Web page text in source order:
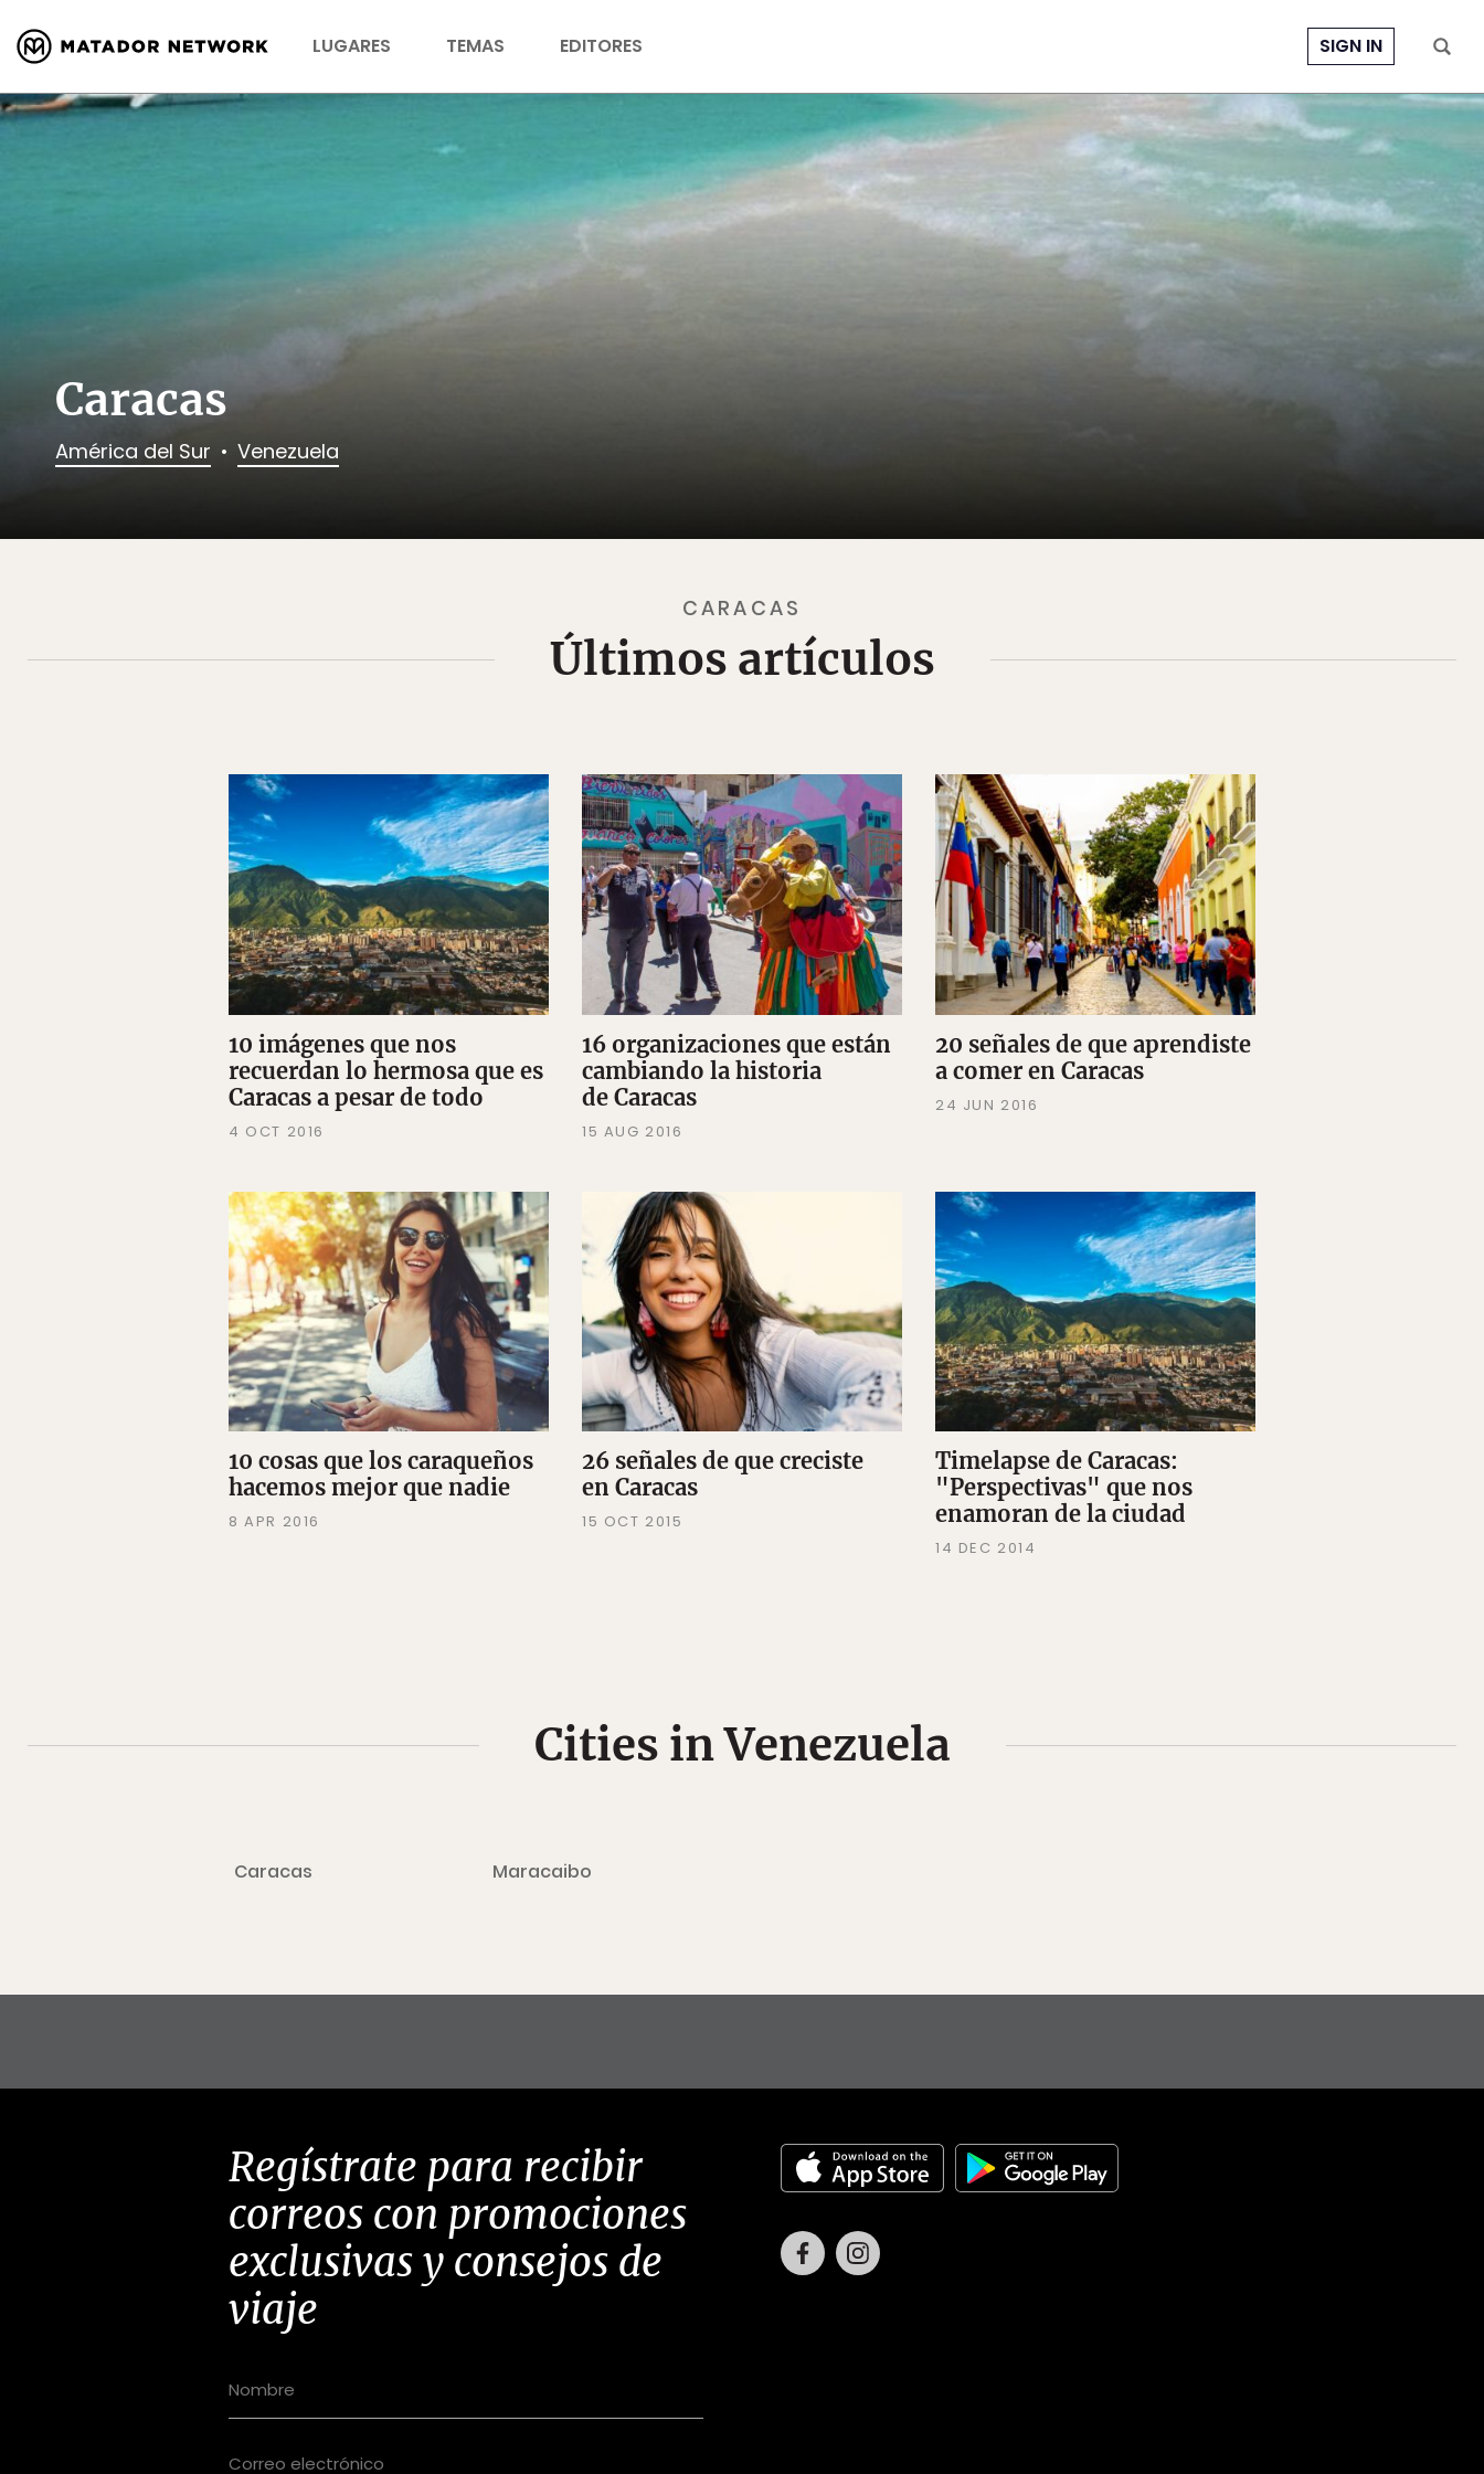
LUGARES TEMAS EDITORES SIGN IN
Caracas
América del Sur Venezuela
CARACAS
Últimos artículos
10 imágenes que nos
recuerdan lo hermosa que es
Caracas a pesar de todo
4 OCT 2016
16 organizaciones que están
cambiando la historia
de Caracas
15 AUG 2016
20 señales de que aprendiste
a comer en Caracas
24 JUN 2016
10 cosas que los caraqueños
hacemos mejor que nadie
8 APR 2016
26 señales de que creciste
en Caracas
15 OCT 2015
Timelapse de Caracas:
"Perspectivas" que nos
enamoran de la ciudad
14 DEC 2014
Cities in Venezuela
Caracas Maracaibo
Regístrate para recibir
correos con promociones
exclusivas y consejos de
viaje
Facebook